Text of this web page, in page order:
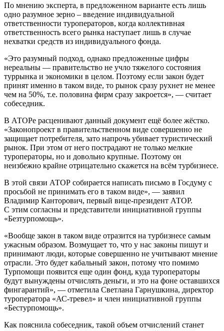
По мнению эксперта, в предложенном варианте есть лишь
одно разумное зерно – введение индивидуальной
ответственности туроператоров, когда коллективная
ответственность всего рынка наступает лишь в случае
нехватки средств из индивидуального фонда.
«Это разумный подход, однако предложенные цифры
нереальны — правительство не учло тяжелого состояния
туррынка и экономики в целом. Поэтому если закон будет
принят именно в таком виде, то рынок сразу рухнет не менее
чем на 50%, т.е. половина фирм сразу закроется», — считает
собеседник.
В АТОРе расценивают данный документ ещё более жёстко.
«Законопроект в правительственном виде совершенно не
защищает потребителя, зато напрочь убивает туристический
рынок. При этом от него пострадают не только мелкие
туроператоры, но и довольно крупные. Поэтому он
неизбежно крайне отрицательно скажется на всём турбизнесе.
В этой связи АТОР собирается написать письмо в Госдуму с
просьбой не принимать его в таком виде», — заявил
Владимир Канторович, первый вице-президент АТОР.
С этим согласны и представители инициативной группы
«Безтурпомощь».
«Вообще закон в таком виде отразится на турбизнесе самым
ужасным образом. Возмущает то, что у нас законы пишут и
принимают люди, которые совершенно не учитывают мнение
отрасли. Это будет кабальный закон, потому что помимо
Турпомощи появится еще один фонд, куда туроператоры
будут вынуждены отчислять деньги, и это на фоне оставшихся
фингарантий», — отметила Светлана Гарнушкина, директор
туроператора «АС-тревел» и член инициативной группы
«Бестурпомощь».
Как пояснила собеседник, такой объем отчислений станет